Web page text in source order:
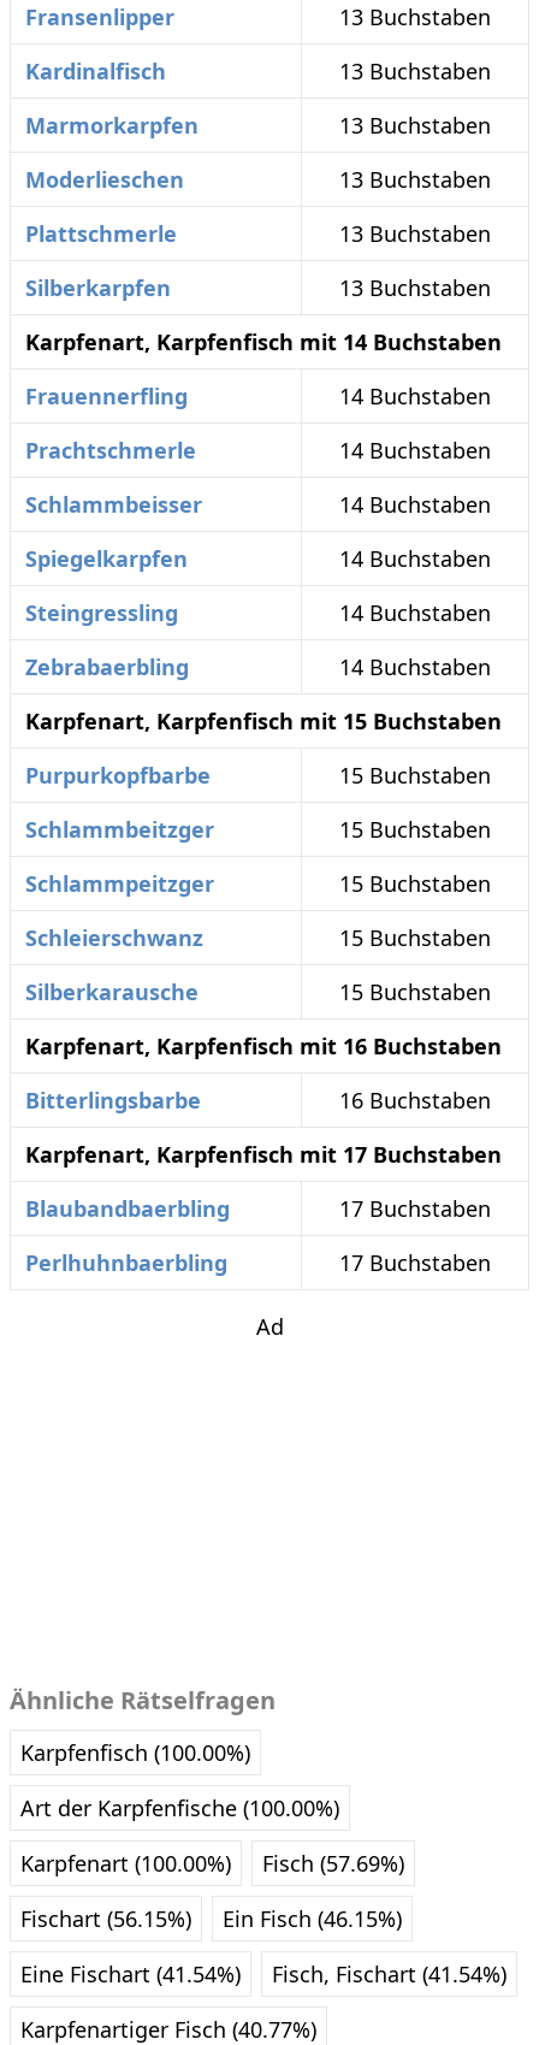
Fransenlipper
13 Buchstaben
Kardinalfisch
13 Buchstaben
Marmorkarpfen
13 Buchstaben
Moderlieschen
13 Buchstaben
Plattschmerle
13 Buchstaben
Silberkarpfen
13 Buchstaben
Karpfenart, Karpfenfisch mit 14 Buchstaben
Frauennerfling
14 Buchstaben
Prachtschmerle
14 Buchstaben
Schlammbeisser
14 Buchstaben
Spiegelkarpfen
14 Buchstaben
Steingressling
14 Buchstaben
Zebrabaerbling
14 Buchstaben
Karpfenart, Karpfenfisch mit 15 Buchstaben
Purpurkopfbarbe
15 Buchstaben
Schlammbeitzger
15 Buchstaben
Schlammpeitzger
15 Buchstaben
Schleierschwanz
15 Buchstaben
Silberkarausche
15 Buchstaben
Karpfenart, Karpfenfisch mit 16 Buchstaben
Bitterlingsbarbe
16 Buchstaben
Karpfenart, Karpfenfisch mit 17 Buchstaben
Blaubandbaerbling
17 Buchstaben
Perlhuhnbaerbling
17 Buchstaben
Ad
Ähnliche Rätselfragen
Karpfenfisch (100.00%)
Art der Karpfenfische (100.00%)
Karpfenart (100.00%)
Fisch (57.69%)
Fischart (56.15%)
Ein Fisch (46.15%)
Eine Fischart (41.54%)
Fisch, Fischart (41.54%)
Karpfenartiger Fisch (40.77%)